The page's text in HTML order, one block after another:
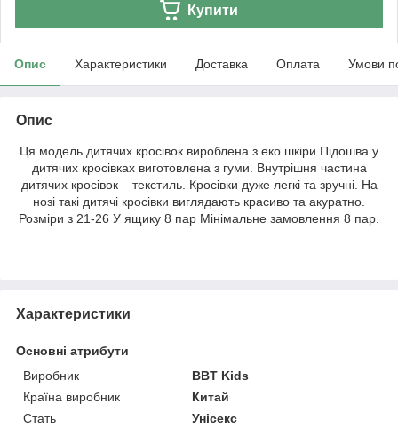
Купити
Опис Характеристики Доставка Оплата Умови
Опис
Ця модель дитячих кросівок вироблена з еко шкіри.Підошва у
дитячих кросівках виготовлена ​​з гуми. Внутрішня частина
дитячих кросівок – текстиль. Кросівки дуже легкі та зручні. На
нозі такі дитячі кросівки виглядають красиво та акуратно.
Розміри з 21-26 У ящику 8 пар Мінімальне замовлення 8 пар.
Характеристики
Основні атрибути
Виробник
BBT Kids
Країна виробник
Китай
Стать
Унісекс